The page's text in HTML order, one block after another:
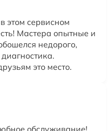
этом сервисном
Мастера опытные и
недорого,
это место.